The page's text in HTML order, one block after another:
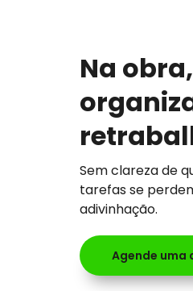
Na
Sem clareza de
tarefas se
adivinhação.
Agende uma